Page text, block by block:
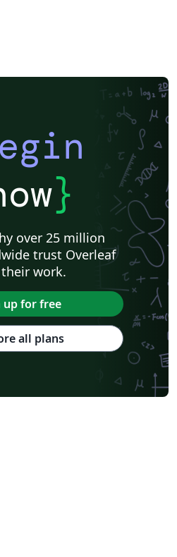
}
over 25 million
trust Overleaf
work.
up for free
all plans